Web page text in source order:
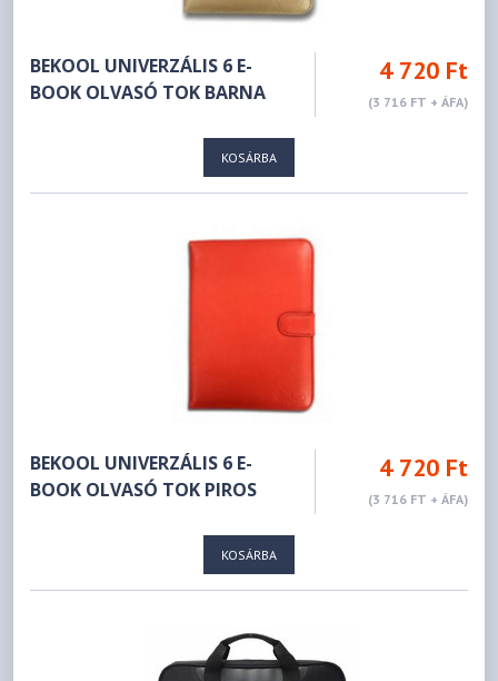
BEKOOL UNIVERZÁLIS 6 E-
BOOK OLVASÓ TOK BARNA
4 720 Ft
(3 716 FT + ÁFA)
KOSÁRBA
BEKOOL UNIVERZÁLIS 6 E-
BOOK OLVASÓ TOK PIROS
4 720 Ft
(3 716 FT + ÁFA)
KOSÁRBA